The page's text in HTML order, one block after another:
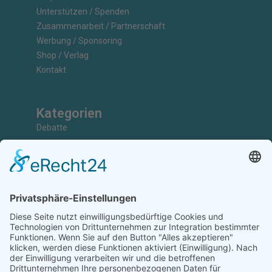
Unterstützen / Spenden
Zusammenarbeit / Partnerschaft
Werbung / Sponsoring
Shop / Verlag
Kontakt
Kategorien
Debatte
Grundlagen
Nachrichten
Geschichte
Investigativ
Unterstützen